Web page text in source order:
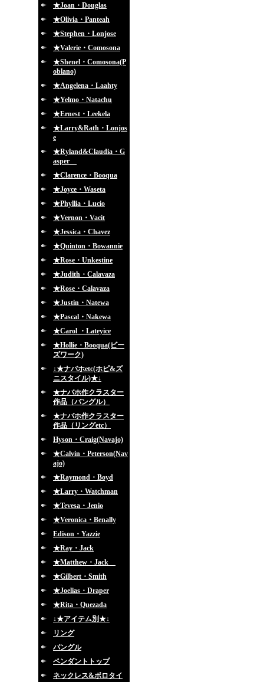
★Joan・Douglas
★Olivia・Panteah
★Stephen・Lonjose
★Valerie・Comosona
★Shenel・Comosona(P
oblano)
★Angelena・Laahty
★Yelmo・Natachu
★Ernest・Leekela
★Larry&Rath・Lonjos
e
★Ryland&Claudia・G
asper
★Clarence・Booqua
★Joyce・Waseta
★Phyllia・Lucio
★Vernon・Vacit
★Jessica・Chavez
★Quinton・Bowannie
★Rose・Unkestine
★Judith・Calavaza
★Rose・Calavaza
★Justin・Natewa
★Pascal・Nakewa
★Carol ・Lateyice
★Hollie・Booqua(ビー
ズワーク)
↓★ナバホetc(ホピ&ズ
ニスタイル)★↓
★ナバホ作クラスター
作品（バングル）
★ナバホ作クラスター
作品（リングetc）
Hyson・Craig(Navajo)
★Calvin・Peterson(Nav
ajo)
★Raymond・Boyd
★Larry・Watchman
★Tevesa・Jenio
★Veronica・Benally
Edison・Yazzie
★Ray・Jack
★Matthew・Jack
★Gilbert・Smith
★Joelias・Draper
★Rita・Quezada
↓★アイテム別★↓
リング
バングル
ペンダントトップ
ネックレス&ボロタイ